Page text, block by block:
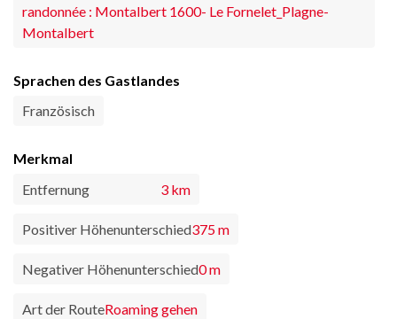
randonnée : Montalbert 1600- Le Fornelet_Plagne-
Montalbert
Sprachen des Gastlandes
Französisch
Merkmal
Entfernung
3 km
Positiver Höhenunterschied375 m
Negativer Höhenunterschied0 m
Art der RouteRoaming gehen